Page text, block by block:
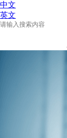
中文
英文